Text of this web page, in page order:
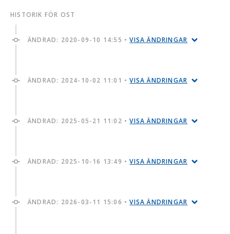
HISTORIK FÖR OST
ÄNDRAD: 2020-09-10 14:55 •VISA ÄNDRINGAR
ÄNDRAD: 2024-10-02 11:01 •VISA ÄNDRINGAR
ÄNDRAD: 2025-05-21 11:02 •VISA ÄNDRINGAR
ÄNDRAD: 2025-10-16 13:49 •VISA ÄNDRINGAR
ÄNDRAD: 2026-03-11 15:06 •VISA ÄNDRINGAR